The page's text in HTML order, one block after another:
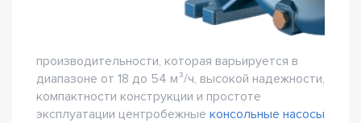
производительности, которая варьируется в
диапазоне от 18 до 54 м³/ч, высокой надежности,
компактности конструкции и простоте
эксплуатации центробежные консольные насосы